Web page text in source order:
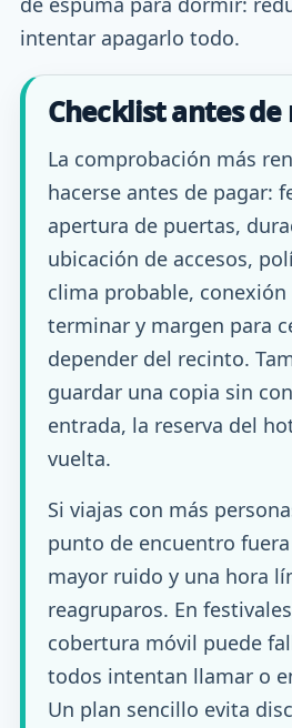
intentar apagarlo todo.
Checklist antes de
La comprobación más
hacerse antes de pagar:
apertura de puertas,
ubicación de accesos,
clima probable,
terminar y margen para
depender del recinto.
guardar una copia sin
entrada, la reserva del
vuelta.
Si viajas con más
punto de encuentro
mayor ruido y una hora
reagruparos. En
cobertura móvil puede
todos intentan llamar o
Un plan sencillo evita